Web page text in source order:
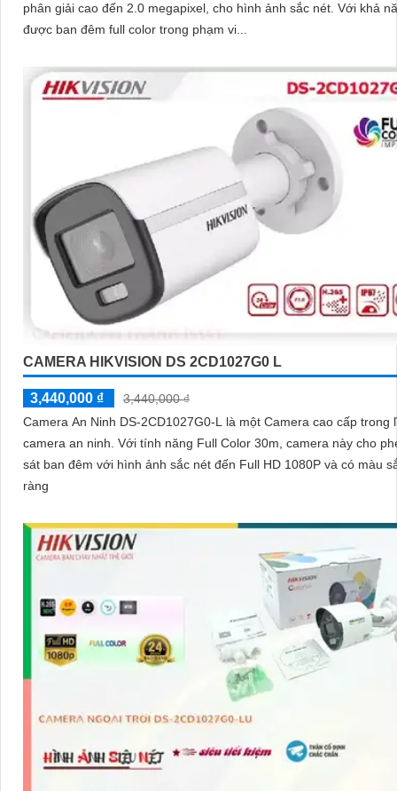
phân giải cao đến 2.0 megapixel, cho hình ảnh sắc nét. Với khả năng xem
được ban đêm full color trong phạm vi...
CAMERA HIKVISION DS 2CD1027G0 L
3,440,000 ₫
3,440,000 ₫
Camera An Ninh DS-2CD1027G0-L là một Camera cao cấp trong
camera an ninh. Với tính năng Full Color 30m, camera này cho phép quan
sát ban đêm với hình ảnh sắc nét đến Full HD 1080P và có màu
ràng